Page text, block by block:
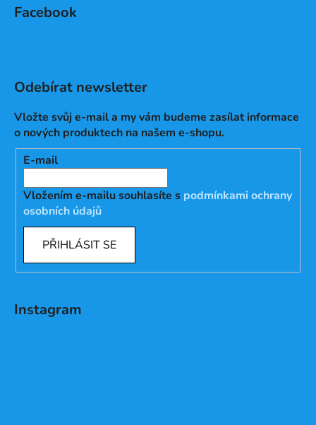
Facebook
Odebírat newsletter
Vložte svůj e-mail a my vám budeme zasílat informace
o nových produktech na našem e-shopu.
E-mail
Vložením e-mailu souhlasíte s podmínkami ochrany
osobních údajů
PŘIHLÁSIT SE
Instagram